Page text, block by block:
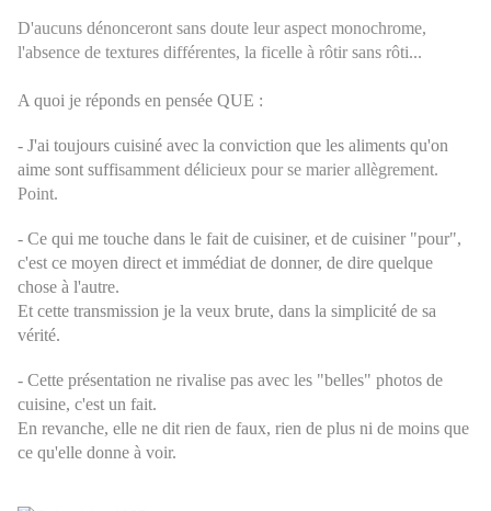
D'aucuns dénonceront sans doute leur aspect monochrome,
l'absence de textures différentes, la ficelle à rôtir sans rôti...
A quoi je réponds en pensée QUE :
- J'ai toujours cuisiné avec la conviction que les aliments qu'on
aime sont suffisamment délicieux pour se marier allègrement.
Point.
- Ce qui me touche dans le fait de cuisiner, et de cuisiner "pour",
c'est ce moyen direct et immédiat de donner, de dire quelque
chose à l'autre.
Et cette transmission je la veux brute, dans la simplicité de sa
vérité.
- Cette présentation ne rivalise pas avec les "belles" photos de
cuisine, c'est un fait.
En revanche, elle ne dit rien de faux, rien de plus ni de moins que
ce qu'elle donne à voir.